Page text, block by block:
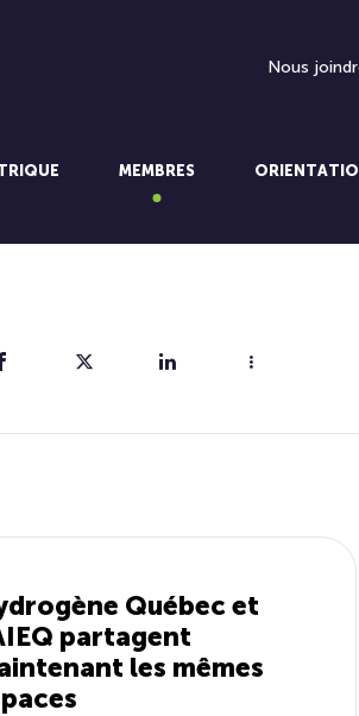
Nous
MEMBRES
Québec et
partagent
les mêmes